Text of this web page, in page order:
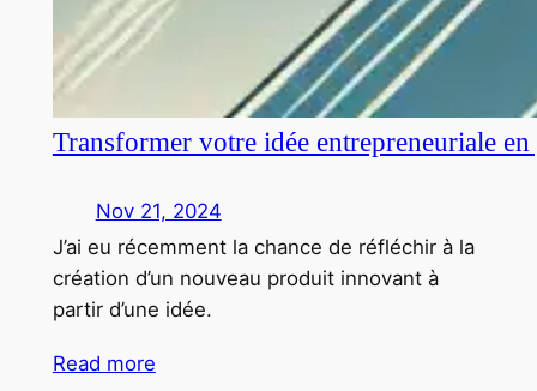
Transformer votre idée entrepreneuriale
Nov 21, 2024
J’ai eu récemment la chance de réfléchir à la
création d’un nouveau produit innovant à
partir d’une idée.
Read more